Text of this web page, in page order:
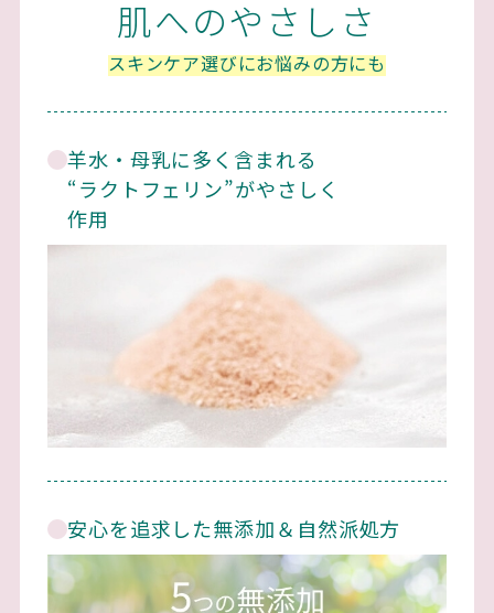
肌へのやさしさ
スキンケア選びにお悩みの方にも
羊水・母乳に多く含まれる
“ラクトフェリン”がやさしく
作用
安心を追求した無添加＆自然派処方